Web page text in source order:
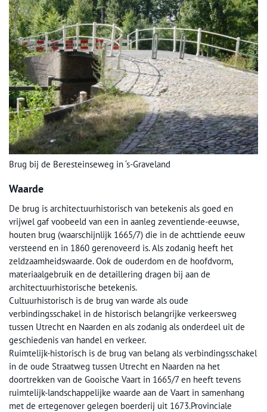
Brug bij de Beresteinseweg in ‘s-Graveland
Waarde
De brug is architectuurhistorisch van betekenis als goed en
vrijwel gaf voobeeld van een in aanleg zeventiende-eeuwse,
houten brug (waarschijnlijk 1665/7) die in de achttiende eeuw
versteend en in 1860 gerenoveerd is. Als zodanig heeft het
zeldzaamheidswaarde. Ook de ouderdom en de hoofdvorm,
materiaalgebruik en de detaillering dragen bij aan de
architectuurhistorische betekenis.
Cultuurhistorisch is de brug van warde als oude
verbindingsschakel in de historisch belangrijke verkeersweg
tussen Utrecht en Naarden en als zodanig als onderdeel uit de
geschiedenis van handel en verkeer.
Ruimtelijk-historisch is de brug van belang als verbindingsschakel
in de oude Straatweg tussen Utrecht en Naarden na het
doortrekken van de Gooische Vaart in 1665/7 en heeft tevens
ruimtelijk-landschappelijke waarde aan de Vaart in samenhang
met de ertegenover gelegen boerderij uit 1673.Provinciale